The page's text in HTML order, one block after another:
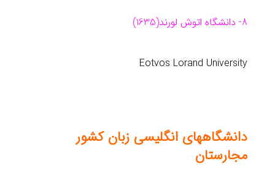
8- دانشگاه اتوش لورند(1635)
Eotvos Lorand University
دانشگاههای انگلیسی زبان کشور
مجارستان